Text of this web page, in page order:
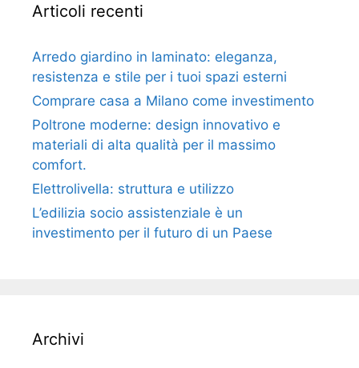
Articoli recenti
Arredo giardino in laminato: eleganza,
resistenza e stile per i tuoi spazi esterni
Comprare casa a Milano come investimento
Poltrone moderne: design innovativo e
materiali di alta qualità per il massimo
comfort.
Elettrolivella: struttura e utilizzo
L’edilizia socio assistenziale è un
investimento per il futuro di un Paese
Archivi